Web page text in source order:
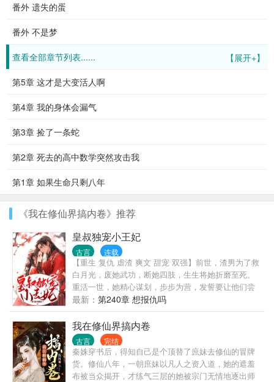
番外 遗失的蛋
番外 不是梦
【展开+】
查看全部章节列表......
第5章 这才是大变活人啊
第4章 我的身体会漏气
第3章 捡了一条蛇
第2章 死去的高中数学突然攻击我
第1章 如果生命只剩八年
《我在修仙界搞内卷》推荐
皇叔独宠小王妃
古言 连载
【重生 复仇 虐渣 爽文 甜宠 双强】前世，渣男为了救
白月光，废她武功，断她四肢，生生将她折磨至死。
重活一世，她精心谋划，步步为营，发誓要让他们尝
尽她曾经受过的苦！什么白月光，不过就是一朵盛世
白莲，想上位？那就让你上，爬得越高，摔得越惨！
渣男就该有渣男的下场，她就让他们永无翻身之日；
什么小心机，绿茶婊，她逮着一个收拾一个！却不曾
想，在复仇中，居然误惹了心机大尾巴狼的小皇叔，
整日要亲亲还要抱抱
最新： 第240章 想报仇吗
我在修仙界搞内卷
古言 完结
秦姝穿书后，得知自己是个顶替了庶妹去修仙的冒牌
货。修仙八年，一朝庶妹以凡人之资入道，她的遮羞
布被当众揭开，才练气三层的她被宗门无情地逐出师